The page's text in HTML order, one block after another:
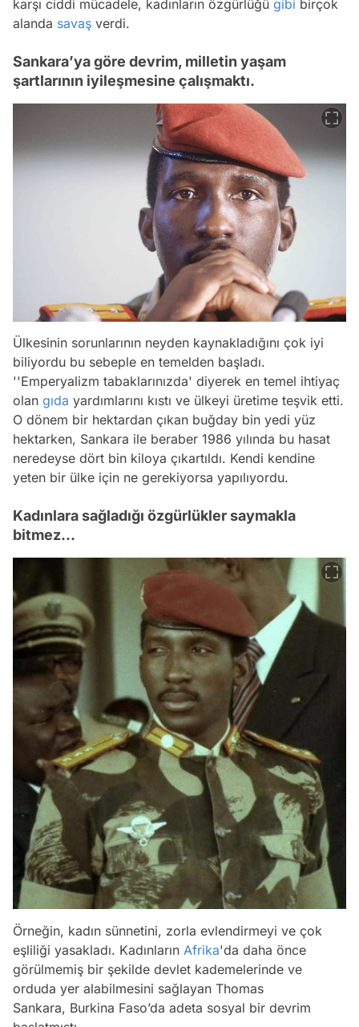
karşı ciddi mücadele, kadınların özgürlüğü gibi birçok
alanda savaş verdi.
Sankara’ya göre devrim, milletin yaşam
şartlarının iyileşmesine çalışmaktı.
Ülkesinin sorunlarının neyden kaynakladığını çok iyi
biliyordu bu sebeple en temelden başladı.
''Emperyalizm tabaklarınızda' diyerek en temel ihtiyaç
olan gıda yardımlarını kıstı ve ülkeyi üretime teşvik etti.
O dönem bir hektardan çıkan buğday bin yedi yüz
hektarken, Sankara ile beraber 1986 yılında bu hasat
neredeyse dört bin kiloya çıkartıldı. Kendi kendine
yeten bir ülke için ne gerekiyorsa yapılıyordu.
Kadınlara sağladığı özgürlükler saymakla
bitmez...
Örneğin, kadın sünnetini, zorla evlendirmeyi ve çok
eşliliği yasakladı. Kadınların Afrika'da daha önce
görülmemiş bir şekilde devlet kademelerinde ve
orduda yer alabilmesini sağlayan Thomas
Sankara, Burkina Faso’da adeta sosyal bir devrim